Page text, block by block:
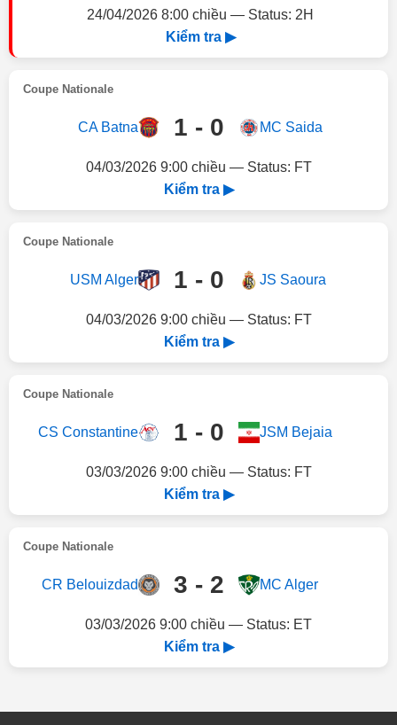
24/04/2026 8:00 chiều — Status: 2H
Kiểm tra ▶
Coupe Nationale
CA Batna 1 - 0 MC Saida
04/03/2026 9:00 chiều — Status: FT
Kiểm tra ▶
Coupe Nationale
USM Alger 1 - 0 JS Saoura
04/03/2026 9:00 chiều — Status: FT
Kiểm tra ▶
Coupe Nationale
CS Constantine 1 - 0 JSM Bejaia
03/03/2026 9:00 chiều — Status: FT
Kiểm tra ▶
Coupe Nationale
CR Belouizdad 3 - 2 MC Alger
03/03/2026 9:00 chiều — Status: ET
Kiểm tra ▶